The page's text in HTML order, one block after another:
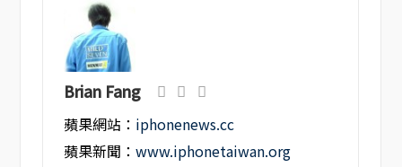
Brian Fang
蘋果網站： iphonenews.cc
蘋果新聞：www.iphonetaiwan.org